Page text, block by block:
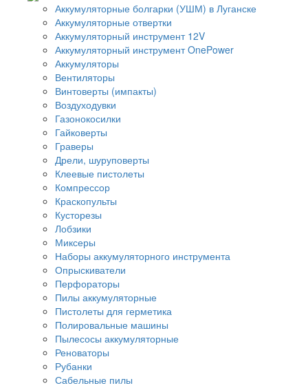
Аккумуляторные болгарки (УШМ) в Луганске
Аккумуляторные отвертки
Аккумуляторный инструмент 12V
Аккумуляторный инструмент OnePower
Аккумуляторы
Вентиляторы
Винтоверты (импакты)
Воздуходувки
Газонокосилки
Гайковерты
Граверы
Дрели, шуруповерты
Клеевые пистолеты
Компрессор
Краскопульты
Кусторезы
Лобзики
Миксеры
Наборы аккумуляторного инструмента
Опрыскиватели
Перфораторы
Пилы аккумуляторные
Пистолеты для герметика
Полировальные машины
Пылесосы аккумуляторные
Реноваторы
Рубанки
Сабельные пилы